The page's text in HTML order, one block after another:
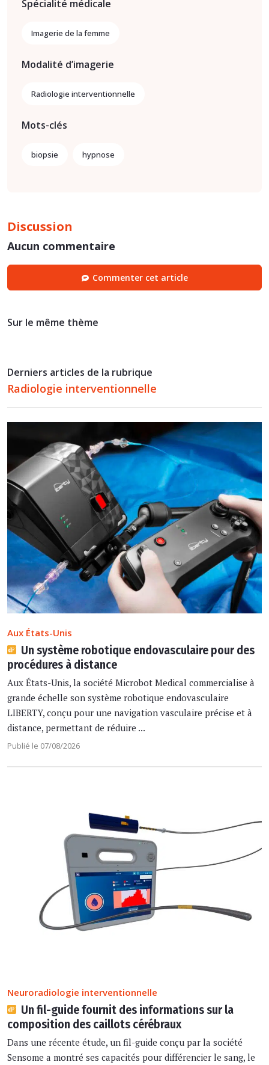
Spécialité médicale
Imagerie de la femme
Modalité d’imagerie
Radiologie interventionnelle
Mots-clés
biopsie hypnose
Discussion
Aucun commentaire
Commenter cet article
Sur le même thème
Derniers articles de la rubrique
Radiologie interventionnelle
Aux États-Unis
Un système robotique endovasculaire pour des
procédures à distance
Aux États-Unis, la société Microbot Medical commercialise à
grande échelle son système robotique endovasculaire
LIBERTY, conçu pour une navigation vasculaire précise et à
distance, permettant de réduire ...
Publié le 07/08/2026
Neuroradiologie interventionnelle
Un fil-guide fournit des informations sur la
composition des caillots cérébraux
Dans une récente étude, un fil-guide conçu par la société
Sensome a montré ses capacités pour différencier le sang, le